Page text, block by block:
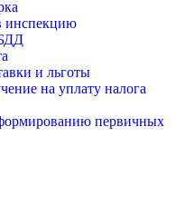
инспекцию
и льготы
на уплату налога
первичных